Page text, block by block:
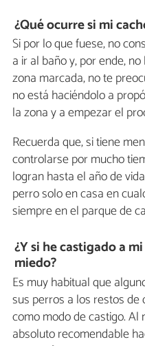
¿Qué ocurre si mi
Si por lo que fuese, no
a ir al baño y, por ende,
zona marcada, no te
no está haciéndolo a
la zona y a empezar el
Recuerda que, si tiene
controlarse por mucho
logran hasta el año de
perro solo en casa en
siempre en el parque de
¿Y si he castigado a
miedo?
Es muy habitual que
sus perros a los restos de
como modo de castigo.
absoluto recomendable